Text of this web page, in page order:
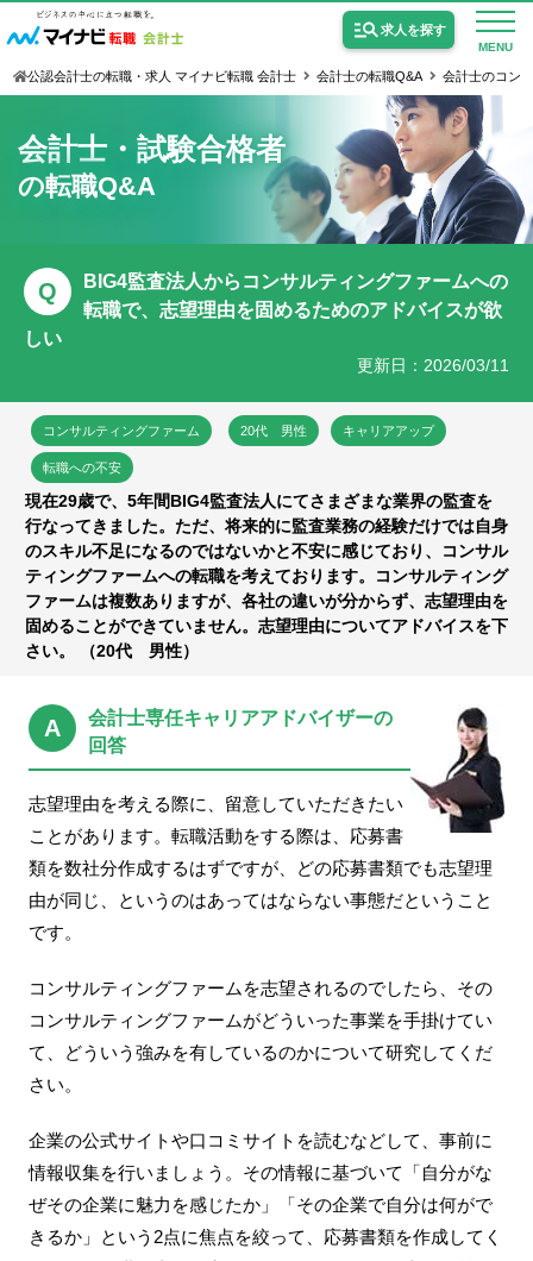
MENU
求人を探す
公認会計士の求人
監査法人の求人
公認会計士試験合格向けの求人
USCPA（米国公認会計士）の求人
女性会計士の転職
個別転職相談会・セミナー
転職お役立ち情報
ご利用ガイド
求人情報
公認会計士の転職・求人 マイナビ転職 会計士 会計士の転職Q&A 会計士のコン
会計士・試験合格者
の転職Q&A
Q
BIG4監査法人からコンサルティングファームへの
転職で、志望理由を固めるためのアドバイスが欲
しい
更新日：2026/03/11
コンサルティングファーム 20代 男性 キャリアアップ
転職への不安
現在29歳で、5年間BIG4監査法人にてさまざまな業界の監査を
行なってきました。ただ、将来的に監査業務の経験だけでは自身
のスキル不足になるのではないかと不安に感じており、コンサル
ティングファームへの転職を考えております。コンサルティング
ファームは複数ありますが、各社の違いが分からず、志望理由を
固めることができていません。志望理由についてアドバイスを下
さい。 （20代 男性）
A
会計士専任キャリアアドバイザーの
回答
志望理由を考える際に、留意していただきたい
ことがあります。転職活動をする際は、応募書
類を数社分作成するはずですが、どの応募書類でも志望理
由が同じ、というのはあってはならない事態だということ
です。
コンサルティングファームを志望されるのでしたら、その
コンサルティングファームがどういった事業を手掛けてい
て、どういう強みを有しているのかについて研究してくだ
さい。
企業の公式サイトや口コミサイトを読むなどして、事前に
情報収集を行いましょう。その情報に基づいて「自分がな
ぜその企業に魅力を感じたか」「その企業で自分は何がで
きるか」という2点に焦点を絞って、応募書類を作成してく